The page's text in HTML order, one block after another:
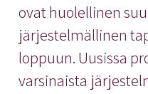
ovat huolellinen
järjestelmällinen
loppuun. Uusissa
varsinaista